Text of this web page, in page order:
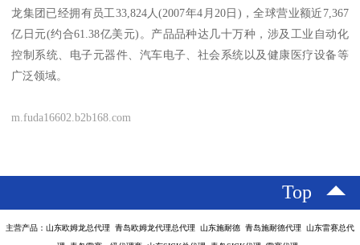
龙集团已经拥有员工33,824人(2007年4月20日)，全球营业额近7,367
亿日元(约合61.38亿美元)。产品品种达几十万种，涉及工业自动化
控制系统、电子元器件、汽车电子、社会系统以及健康医疗设备等
广泛领域。
m.fuda16602.b2b168.com
Top
主营产品：山东欧姆龙总代理 青岛欧姆龙代理总代理 山东施耐德 青岛施耐德代理 山东雷赛总代